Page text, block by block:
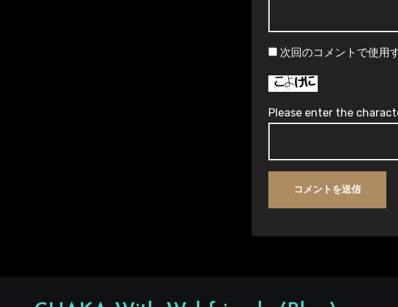
次回のコメントで使用
Please enter the